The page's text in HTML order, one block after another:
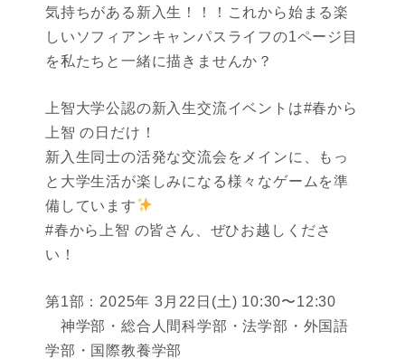
気持ちがある新入生！！！これから始まる楽
しいソフィアンキャンパスライフの1ページ目
を私たちと一緒に描きませんか？
上智大学公認の新入生交流イベントは#春から
上智 の日だけ！
新入生同士の活発な交流会をメインに、もっ
と大学生活が楽しみになる様々なゲームを準
備しています
#春から上智 の皆さん、ぜひお越しくださ
い！
第1部：2025年 3月22日(土) 10:30〜12:30
神学部・総合人間科学部・法学部・外国語
学部・国際教養学部